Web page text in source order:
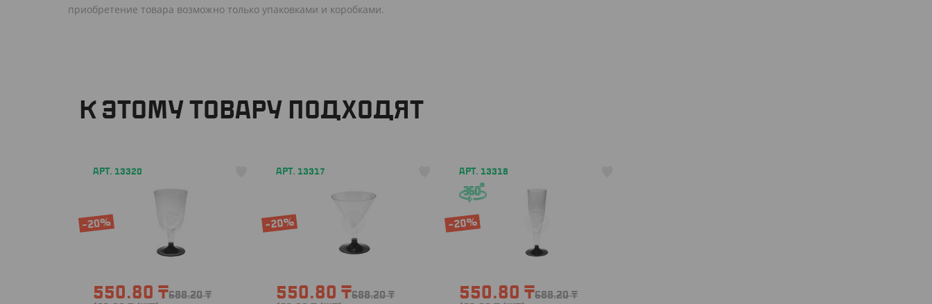
приобретение товара возможно только упаковками и коробками.
К ЭТОМУ ТОВАРУ ПОДХОДЯТ
АРТ. 13320
-20%
550.80 ₸688.20₸
АРТ. 13317
-20%
550.80 ₸688.20₸
АРТ. 13318
-20%
550.80 ₸688.20₸